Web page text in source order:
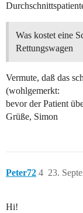
Was kostet eine
Rettungswagen
Vermute, daß das
(wohlgemerkt:
bevor der Patient
Grüße, Simon
Peter72 23.
4
Hi!